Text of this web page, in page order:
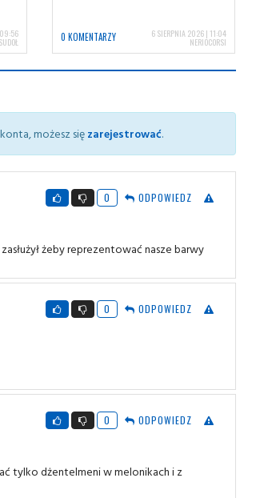
0 KOMENTARZY 6 SIERPNIA 2026 | 11:04
NERIOCORSI
możesz sięzarejestrować.
0 ODPOWIEDZ
żeby reprezentować nasze barwy
0 ODPOWIEDZ
0 ODPOWIEDZ
tylko dżentelmeni w melonikach i z